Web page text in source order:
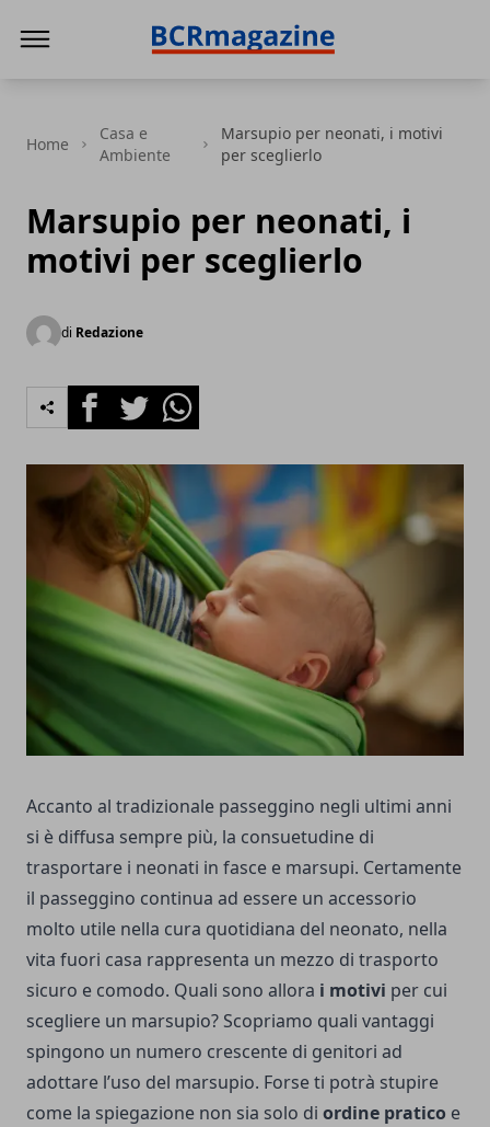
Home
Casa e
Ambiente
Marsupio per neonati, i motivi
per sceglierlo
Marsupio per neonati, i
motivi per sceglierlo
di Redazione
FacebookTwitterWhatsapp
Accanto al tradizionale passeggino negli ultimi anni
si è diffusa sempre più, la consuetudine di
trasportare i neonati in fasce e marsupi. Certamente
il passeggino continua ad essere un accessorio
molto utile nella cura quotidiana del neonato, nella
vita fuori casa rappresenta un mezzo di trasporto
sicuro e comodo. Quali sono allora i motivi per cui
scegliere un marsupio? Scopriamo quali vantaggi
spingono un numero crescente di genitori ad
adottare l’uso del marsupio. Forse ti potrà stupire
come la spiegazione non sia solo di ordine pratico e